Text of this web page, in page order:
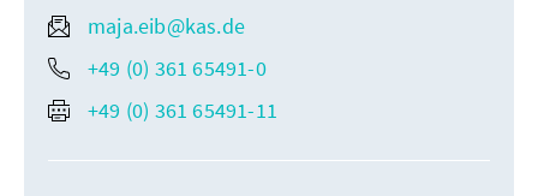
maja.eib@kas.de
+49 (0) 361 65491-0
+49 (0) 361 65491-11